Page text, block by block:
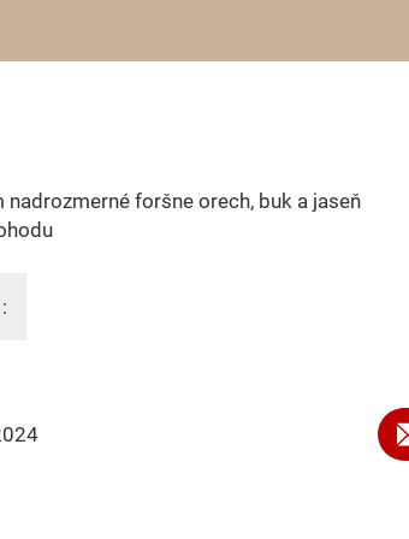
nadrozmerné foršne orech, buk a jaseň